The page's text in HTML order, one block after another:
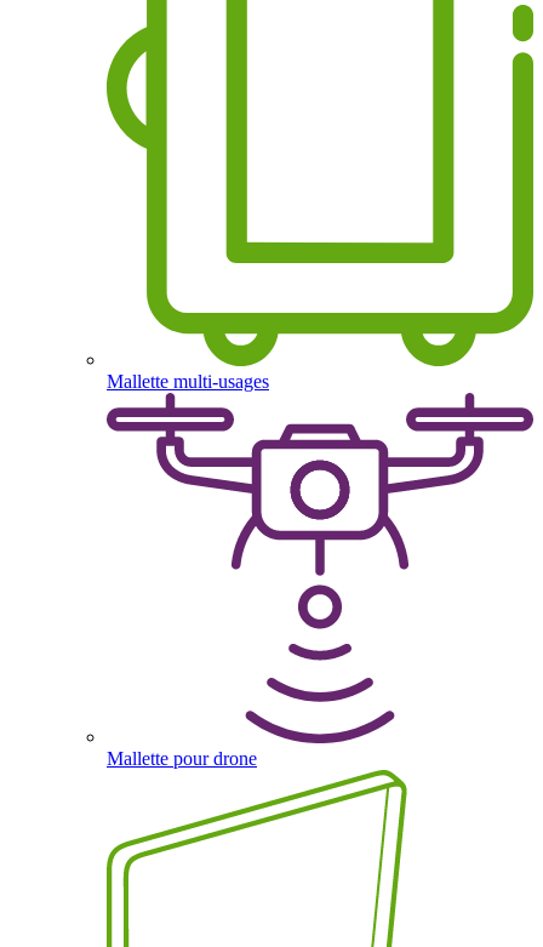
Mallette multi-usages
Mallette pour drone